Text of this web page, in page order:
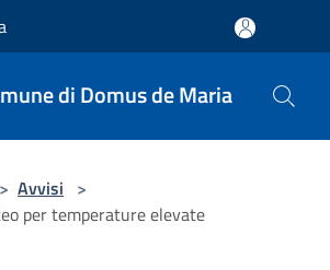
di Domus de Maria
> Avvisi >
per temperature elevate